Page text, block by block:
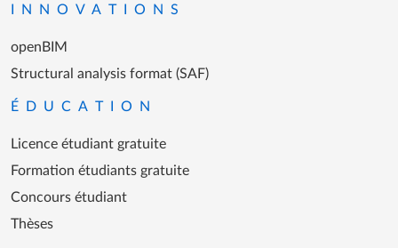
INNOVATIONS
openBIM
Structural analysis format (SAF)
ÉDUCATION
Licence étudiant gratuite
Formation étudiants gratuite
Concours étudiant
Thèses